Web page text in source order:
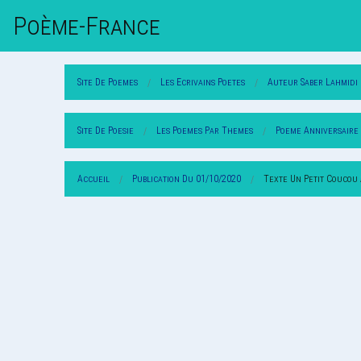
Poème-FrAnce
Site De Poemes Les Ecrivains Poetes Auteur Saber Lahmidi
Site De Poesie Les Poemes Par Themes Poeme Anniversaire
Accueil Publication Du 01/10/2020 Texte Un Petit Coucou